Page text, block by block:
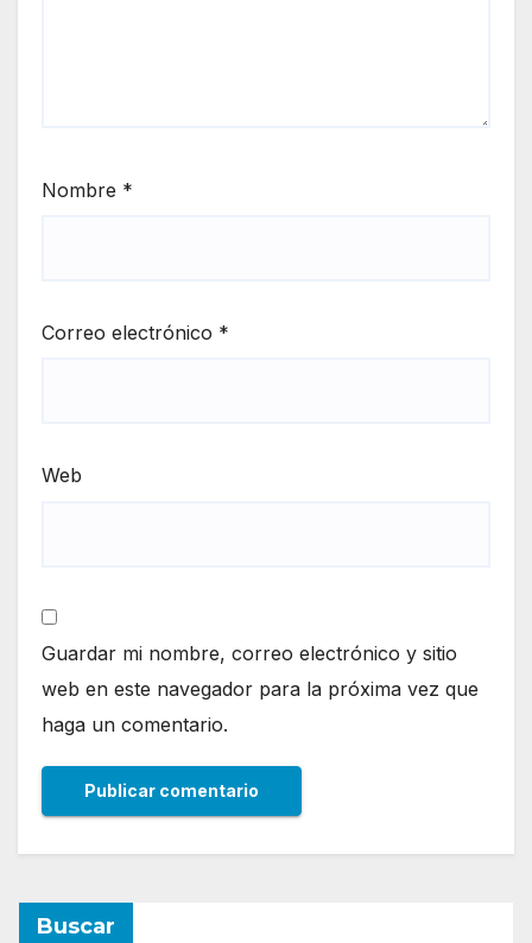
Nombre *
Correo electrónico *
Web
Guardar mi nombre, correo electrónico y sitio
web en este navegador para la próxima vez que
haga un comentario.
Buscar